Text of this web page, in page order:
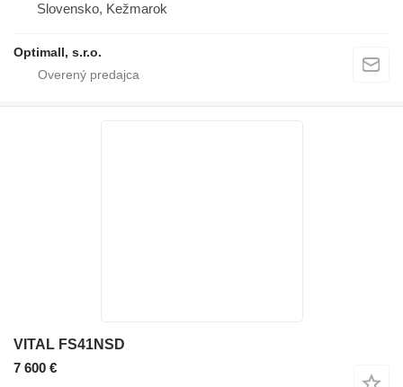
Slovensko, Kežmarok
Optimall, s.r.o.
VITAL FS41NSD
7 600 €